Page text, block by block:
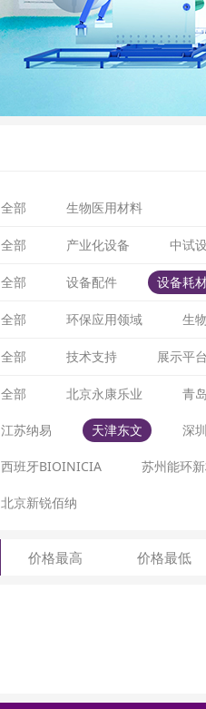
全部 生物医用材料
全部 产业化设备 中试
全部 设备配件 设备耗
全部 环保应用领域 生
全部 技术支持 展示平台
全部 北京永康乐业 青
江苏纳易 天津东文 深
西班牙BIOINICIA 苏州能环
北京新锐佰纳
价格最高 价格最低